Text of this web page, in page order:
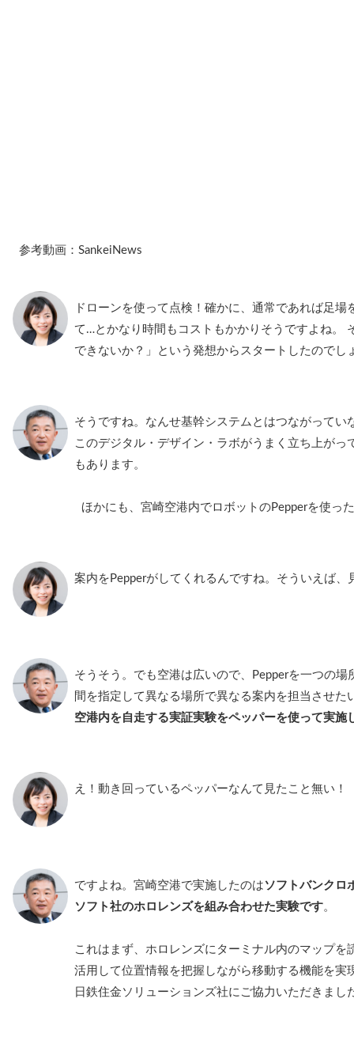
参考動画：SankeiNews
ドローンを使って点検！確かに、通常であれば足
て…とかなり時間もコストもかかりそうですよね。
できないか？」という発想からスタートしたのでし
そうですね。なんせ基幹システムとはつながってい
このデジタル・デザイン・ラボがうまく立ち上がっ
もあります。
ほかにも、宮崎空港内でロボットのPepperを使っ
案内をPepperがしてくれるんですね。そういえば、
そうそう。でも空港は広いので、Pepperを一つの
間を指定して異なる場所で異なる案内を担当させた
空港内を自走する実証実験をペッパーを使って実施
え！動き回っているペッパーなんて見たこと無い！
ですよね。宮崎空港で実施したのは ソフトバンクロ
ソフト社のホロレンズを組み合わせた実験です。
これはまず、ホロレンズにターミナル内のマップを
活用して位置情報を把握しながら移動する機能を実
日鉄住金ソリューションズ社にご協力いただきまし